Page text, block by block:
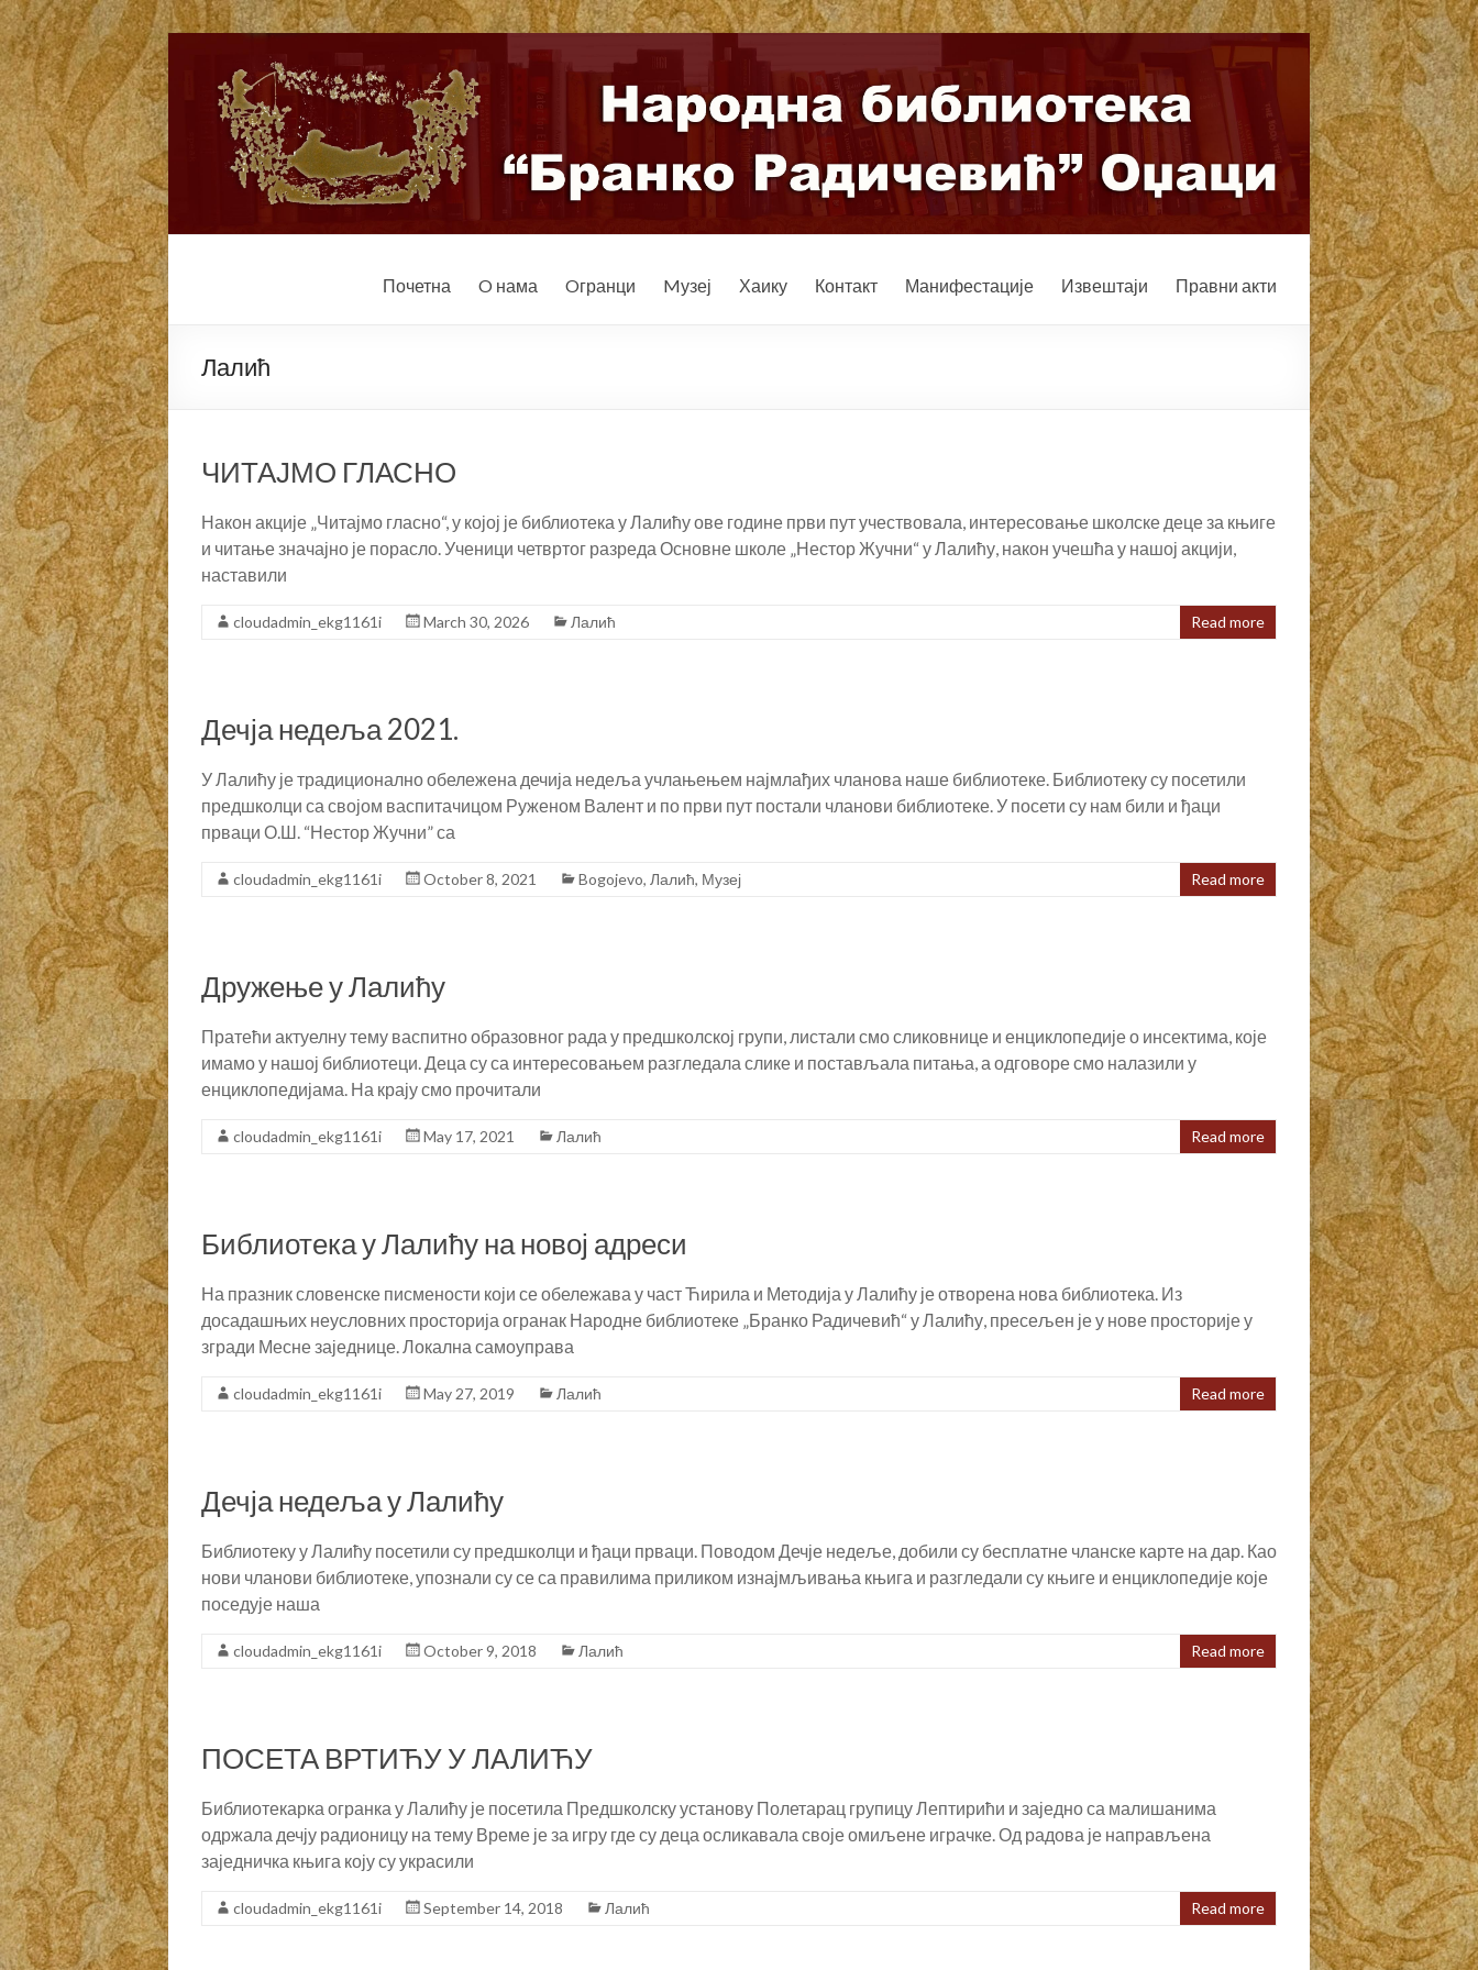
Почетна O нама Oгранци Mузеј Хаику Контакт Манифестације Извештаји Правни акти
Лалић
ЧИТАЈМО ГЛАСНО
Након акције „Читајмо гласно“, у којој је библиотека у Лалићу ове године први пут учествовала, интересовање школске деце за књиге
и читање значајно је порасло. Ученици четвртог разреда Основне школе „Нестор Жучни“ у Лалићу, након учешћа у нашој акцији,
наставили
cloudadmin_ekg1161i March 30, 2026 Лалић Read more
Дечја недеља 2021.
У Лалићу је традиционално обележена дечија недеља учлањењем најмлађих чланова наше библиотеке. Библиотеку су посетили
предшколци са својом васпитачицом Руженом Валент и по први пут постали чланови библиотеке. У посети су нам били и ђаци
прваци О.Ш. “Нестор Жучни” са
cloudadmin_ekg1161i October 8, 2021 Bogojevo, Лалић, Музеј Read more
Дружење у Лалићу
Пратећи актуелну тему васпитно образовног рада у предшколској групи, листали смо сликовнице и енциклопедије о инсектима, које
имамо у нашој библиотеци. Деца су са интересовањем разгледала слике и постављала питања, а одговоре смо налазили у
енциклопедијама. На крају смо прочитали
cloudadmin_ekg1161i May 17, 2021 Лалић Read more
Библиотека у Лалићу на новој адреси
На празник словенске писмености који се обележава у част Ћирила и Методија у Лалићу је отворена нова библиотека. Из
досадашњих неусловних просторија огранак Народне библиотеке „Бранко Радичевић“ у Лалићу, пресељен је у нове просторије у
згради Месне заједнице. Локална самоуправа
cloudadmin_ekg1161i May 27, 2019 Лалић Read more
Дечја недеља у Лалићу
Библиотеку у Лалићу посетили су предшколци и ђаци прваци. Поводом Дечје недеље, добили су бесплатне чланске карте на дар. Као
нови чланови библиотеке, упознали су се са правилима приликом изнајмљивања књига и разгледали су књиге и енциклопедије које
поседује наша
cloudadmin_ekg1161i October 9, 2018 Лалић Read more
ПОСЕТА ВРТИЋУ У ЛАЛИЋУ
Библиотекарка огранка у Лалићу је посетила Предшколску установу Полетарац групицу Лептирићи и заједно са малишанима
одржала дечју радионицу на тему Време је за игру где су деца осликавала своје омиљене играчке. Од радова је направљена
заједничка књига коју су украсили
cloudadmin_ekg1161i September 14, 2018 Лалић Read more